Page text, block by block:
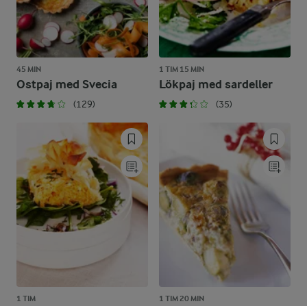
45 MIN
Ostpaj med Svecia
(129)
1 TIM 15 MIN
Lökpaj med sardeller
(35)
1 TIM 1 TIM 20 MIN